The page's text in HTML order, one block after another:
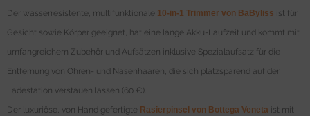
Der wasserresistente, multifunktionale 10-in-1 Trimmer von BaByliss ist für
Gesicht sowie Körper geeignet, hat eine lange Akku-Laufzeit und kommt mit
umfangreichem Zubehör und Aufsätzen inklusive Spezialaufsatz für die
Entfernung von Ohren- und Nasenhaaren, die sich platzsparend auf der
Ladestation verstauen lassen (60 €).
Der luxuriöse, von Hand gefertigte Rasierpinsel von Bottega Veneta ist mit